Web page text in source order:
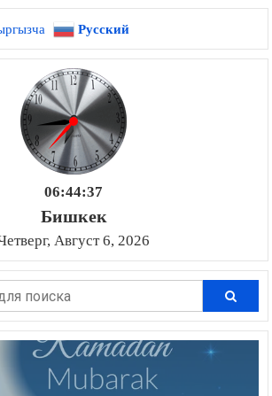
Русский
06:44:38
Бишкек
Август 6, 2026